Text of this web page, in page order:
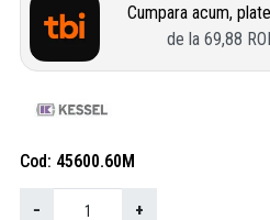
Cumpara acum,
de la 69,88
Cod 45600.60M
− +